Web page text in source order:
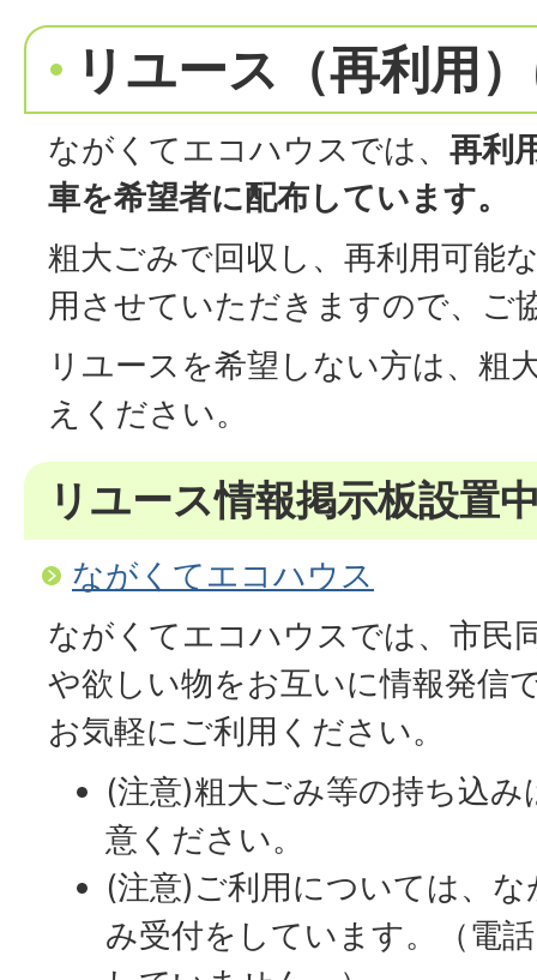
リユース（再利用
ながくてエコハウスでは、 再利
車を希望者に配布しています。
粗大ごみで回収し、再利用可能
用させていただきますので、ご
リユースを希望しない方は、粗
えください。
リユース情報掲示板設置
ながくてエコハウス
ながくてエコハウスでは、市民
や欲しい物をお互いに情報発信
お気軽にご利用ください。
(注意)粗大ごみ等の持ち込
意ください。
(注意)ご利用については、
み受付をしています。（電